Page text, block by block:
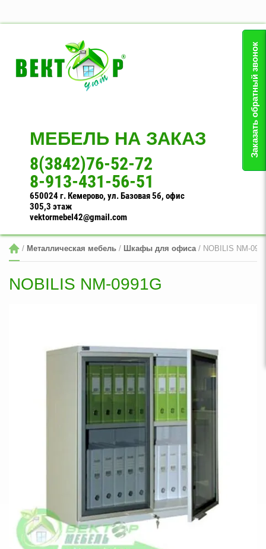
Заказать обратный звонок
МЕБЕЛЬ НА ЗАКАЗ
8(3842)76-52-72
8-913-431-56-51
650024 г. Кемерово, ул. Базовая 5б, офис
305,3 этаж
vektormebel42@gmail.com
/ Металлическая мебель / Шкафы для офиса / NOBILIS NM-
NOBILIS NM-0991G